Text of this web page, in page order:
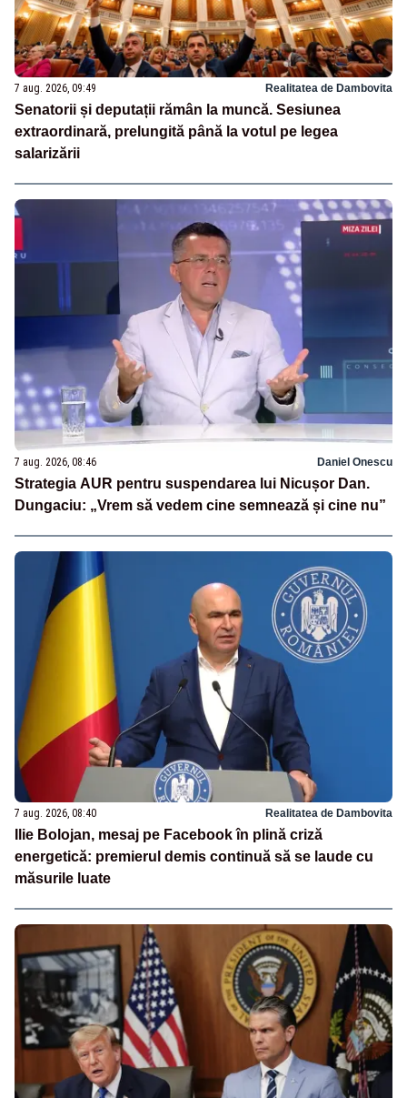
7 aug. 2026, 09:49 Realitatea de Dambovita
Senatorii și deputații rămân la muncă. Sesiunea
extraordinară, prelungită până la votul pe legea
salarizării
7 aug. 2026, 08:46 Daniel Onescu
Strategia AUR pentru suspendarea lui Nicușor Dan.
Dungaciu: „Vrem să vedem cine semnează și cine nu”
7 aug. 2026, 08:40 Realitatea de Dambovita
Ilie Bolojan, mesaj pe Facebook în plină criză
energetică: premierul demis continuă să se laude cu
măsurile luate